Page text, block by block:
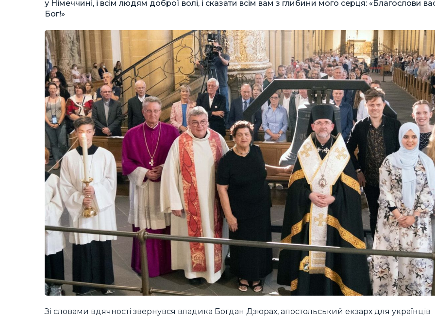
у Німеччині, і всім людям доброї волі, і сказати всім вам з глибини мого серця: «Благослови
Бог!»
Зі словами вдячності звернувся владика Богдан Дзюрах, апостольський екзарх для українців